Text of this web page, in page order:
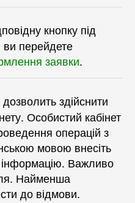
кнопку під
перейдете
заявки.
дозволить здійснити
Особистий кабінет
операцій з
мовою внесіть
інформацію. Важливо
Найменша
до відмови.